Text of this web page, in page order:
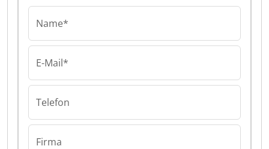
Name*
E-Mail*
Telefon
Firma